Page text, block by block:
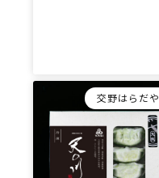
交野はらだや